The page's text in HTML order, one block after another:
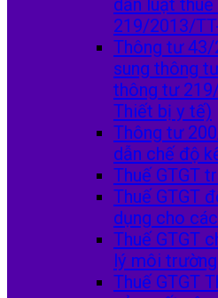
dẫn luật
219/2013/
Thông tư
sung thông
thông tư
Thiết bị y tế)
Thông tư
dẫn chế độ
Thuế GTGT
Thuế GTGT
dụng cho
Thuế GTGT
lý môi trường
Thuế GTGT